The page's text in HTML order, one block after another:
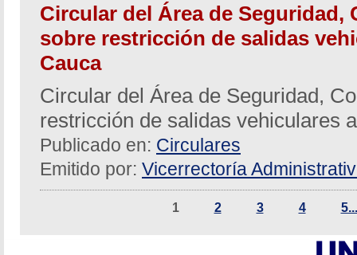
Circular del Área de Seguridad,
sobre restricción de salidas
Cauca
Circular del Área de Seguridad,
restricción de salidas vehiculares
Publicado en: Circulares
Emitido por: Vicerrectoría
1 2 3 4 5...